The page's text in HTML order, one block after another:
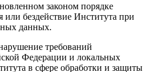
законом порядке
или бездействие Института при
данных.
требований
Федерации и локальных
в сфере обработки и защиты